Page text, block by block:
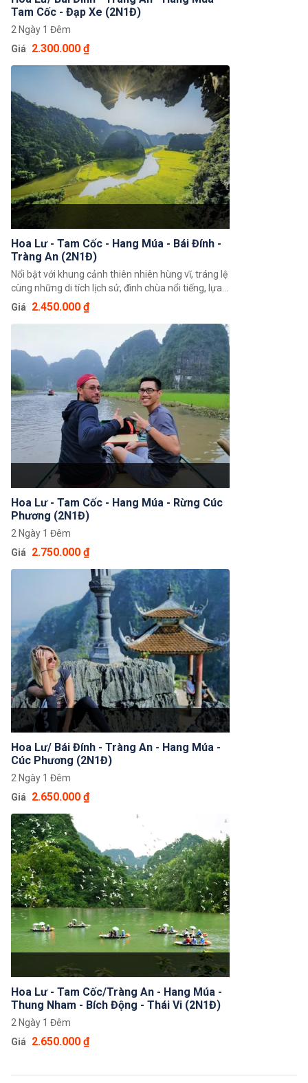
Tam Cốc - Đạp Xe (2N1Đ)
2 Ngày 1 Đêm
Giá
2.300.000 ₫
Hoa Lư - Tam Cốc - Hang Múa - Bái Đính -
Tràng An (2N1Đ)
Nổi bật với khung cảnh thiên nhiên hùng vĩ, tráng lệ
cùng những di tích lịch sử, đình chùa nổi tiếng, lựa
chọn tour du lịch Ninh Bình trọn gói 2 ngày 1 đêm,
du khách sẽ được ghé thăm chùa Bái Đính, quần
thể danh thắng Tràng An, cố đô Hoa Lư, hang
Múa... Tour bao gồm vé tham quan, nghỉ dưỡng tại
khách sạn cao cấp, các bữa ăn tiêu chuẩn tại nhà
hàng cùng rất nhiều dịch vụ đi kèm hấp dẫn khác.
Giá 2.450.000 ₫
Hoa Lư - Tam Cốc - Hang Múa - Rừng Cúc
Phương (2N1Đ)
2 Ngày 1 Đêm
Giá
2.750.000 ₫
Hoa Lư/ Bái Đính - Tràng An - Hang Múa -
Cúc Phương (2N1Đ)
2 Ngày 1 Đêm
Giá
2.650.000 ₫
Hoa Lư - Tam Cốc/Tràng An - Hang Múa -
Thung Nham - Bích Động - Thái Vi (2N1Đ)
2 Ngày 1 Đêm
Giá
2.650.000 ₫